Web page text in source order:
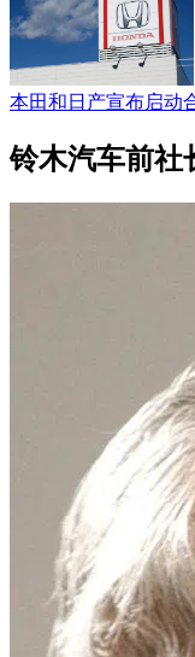
本田和日产宣布启动
铃木汽车前社